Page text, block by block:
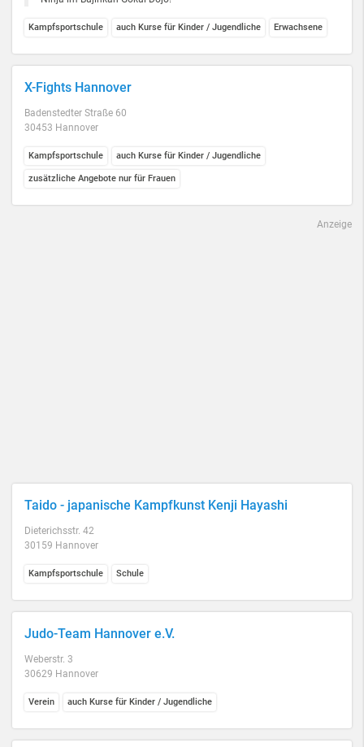
Kampfsportschule auch Kurse für Kinder / Jugendliche Erwachsene
X-Fights Hannover
Badenstedter Straße 60
30453 Hannover
Kampfsportschule auch Kurse für Kinder / Jugendliche
zusätzliche Angebote nur für Frauen
Anzeige
Taido - japanische Kampfkunst Kenji Hayashi
Dieterichsstr. 42
30159 Hannover
Kampfsportschule Schule
Judo-Team Hannover e.V.
Weberstr. 3
30629 Hannover
Verein auch Kurse für Kinder / Jugendliche